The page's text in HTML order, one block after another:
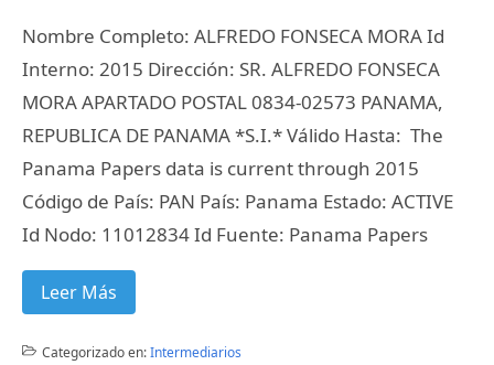
Nombre Completo: ALFREDO FONSECA MORA Id
Interno: 2015 Dirección: SR. ALFREDO FONSECA
MORA APARTADO POSTAL 0834-02573 PANAMA,
REPUBLICA DE PANAMA *S.I.* Válido Hasta: The
Panama Papers data is current through 2015
Código de País: PAN País: Panama Estado: ACTIVE
Id Nodo: 11012834 Id Fuente: Panama Papers
Leer Más
Categorizado en:Intermediarios